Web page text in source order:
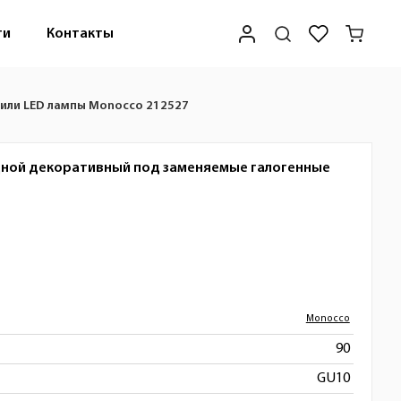
Контакты
LED лампы Monocco 212527
декоративный под заменяемые галогенные
Monocco
90
GU10